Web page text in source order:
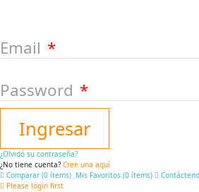
Email
Password
Ingresar
¿Olvidó su contraseña?
¿No tiene cuenta? Cree una aquí
Comparar (0 ítems) Mis Favoritos (0 ítems)
Please login first